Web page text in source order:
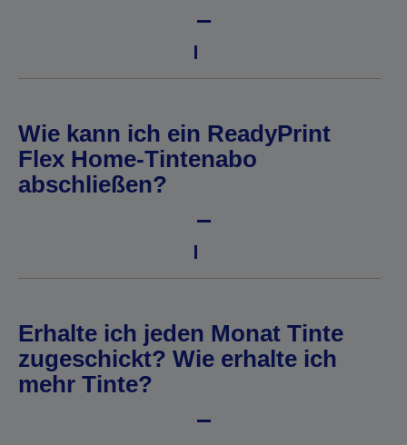
Wie kann ich ein ReadyPrint
Flex Home-Tintenabo
abschließen?
Erhalte ich jeden Monat Tinte
zugeschickt? Wie erhalte ich
mehr Tinte?